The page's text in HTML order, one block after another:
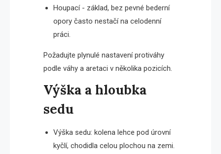
Houpací - základ, bez pevné bederní
opory často nestačí na celodenní
práci.
Požadujte plynulé nastavení protiváhy
podle váhy a aretaci v několika pozicích.
Výška a hloubka
sedu
Výška sedu: kolena lehce pod úrovní
kyčlí, chodidla celou plochou na zemi.